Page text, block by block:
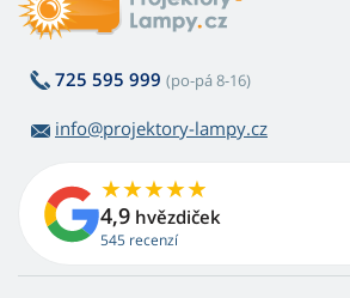
725 595 999 (po-pá 8-16)
info@projektory-lampy.cz
4,9 hvězdiček
545 recenzí